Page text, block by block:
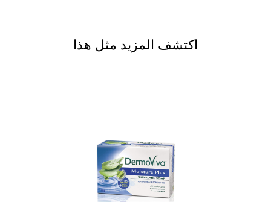
اكتشف المزيد مثل هذا